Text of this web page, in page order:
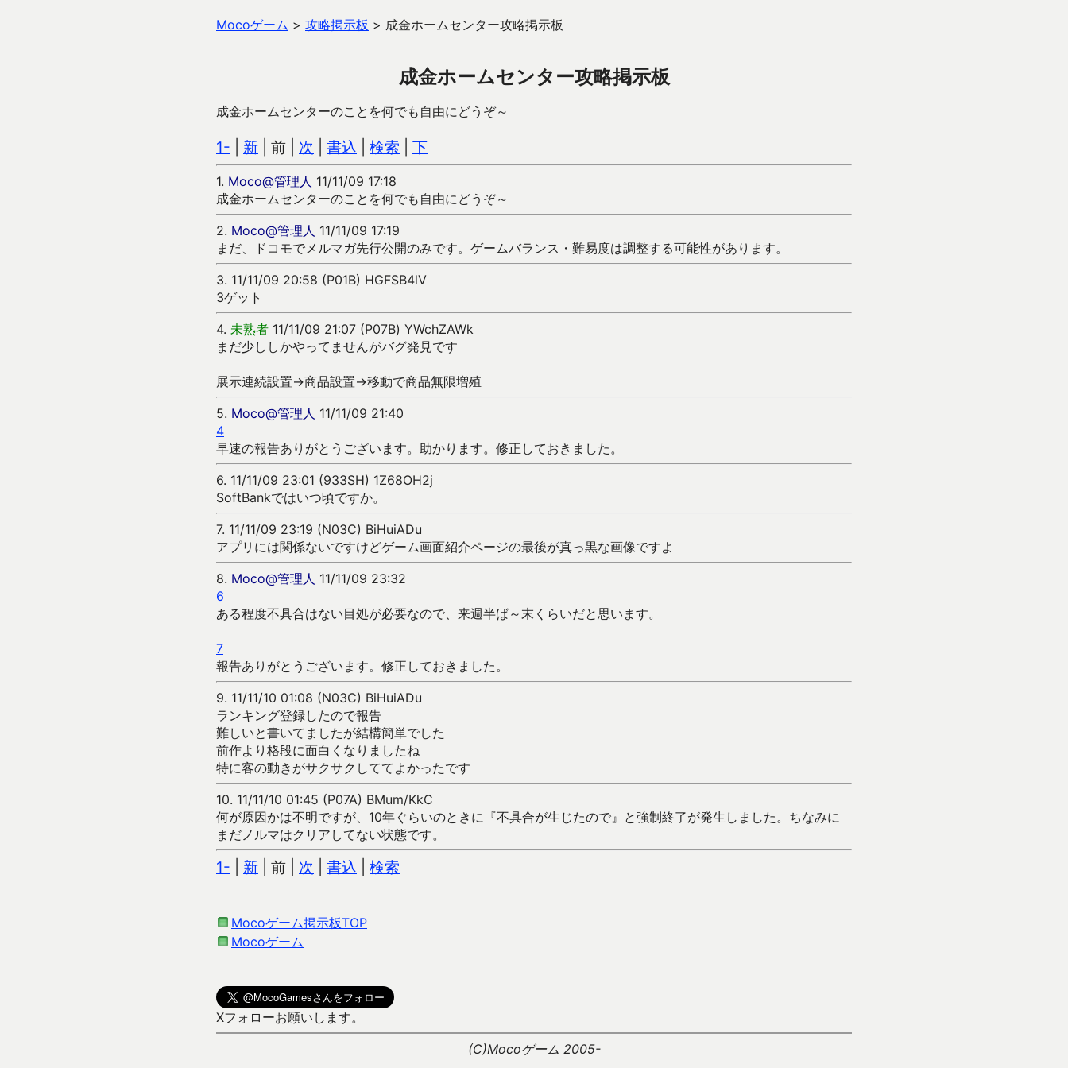
Mocoゲーム > 攻略掲示板 > 成金ホームセンター攻略掲示板
成金ホームセンター攻略掲示板
成金ホームセンターのことを何でも自由にどうぞ～
1- 新 | 前 | 次 書込 検索 下
1. Moco@管理人 11/11/09 17:18
成金ホームセンターのことを何でも自由にどうぞ～
2. Moco@管理人 11/11/09 17:19
まだ、ドコモでメルマガ先行公開のみです。ゲームバランス・難易度は調整する可能性があります。
3. 11/11/09 20:58 (P01B) HGFSB4lV
3ゲット
4. 未熟者 11/11/09 21:07 (P07B) YWchZAWk
まだ少ししかやってませんがバグ発見です
展示連続設置→商品設置→移動で商品無限増殖
5. Moco@管理人 11/11/09 21:40
4
早速の報告ありがとうございます。助かります。修正しておきました。
6. 11/11/09 23:01 (933SH) 1Z68OH2j
SoftBankではいつ頃ですか。
7. 11/11/09 23:19 (N03C) BiHuiADu
アプリには関係ないですけどゲーム画面紹介ページの最後が真っ黒な画像ですよ
8. Moco@管理人 11/11/09 23:32
6
ある程度不具合はない目処が必要なので、来週半ば～末くらいだと思います。
7
報告ありがとうございます。修正しておきました。
9. 11/11/10 01:08 (N03C) BiHuiADu
ランキング登録したので報告
難しいと書いてましたが結構簡単でした
前作より格段に面白くなりましたね
特に客の動きがサクサクしててよかったです
10. 11/11/10 01:45 (P07A) BMum/KkC
何が原因かは不明ですが、10年ぐらいのときに『不具合が生じたので』と強制終了が発生しました。ちなみに
まだノルマはクリアしてない状態です。
1- 新 | 前 | 次 書込 検索
Mocoゲーム掲示板TOP
Mocoゲーム
Xフォローお願いします。
(C)Mocoゲーム 2005-